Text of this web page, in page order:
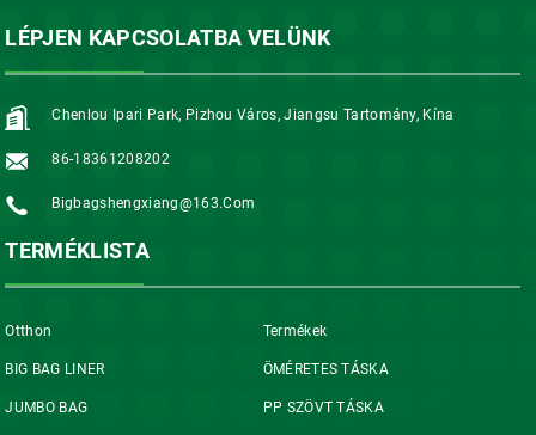
LÉPJEN KAPCSOLATBA VELÜNK
Chenlou Ipari Park, Pizhou Város, Jiangsu Tartomány, Kína
86-18361208202
Bigbagshengxiang@163.com
TERMÉKLISTA
Otthon Termékek
BIG BAG LINER ÖMÉRETES TÁSKA
JUMBO BAG PP SZÖVT TÁSKA